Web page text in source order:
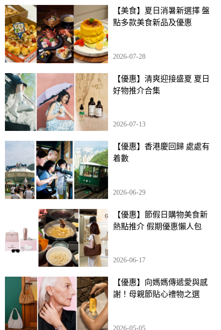
【美食】夏日消暑新選擇 盤
點多款美食新品及優惠
2026-07-28
【優惠】清爽迎接盛夏 夏日
好物推介合集
2026-07-13
【優惠】香港慶回歸 處處有
着數
2026-06-29
【優惠】節假日購物美食新
熱點推介 假期優惠懶人包
2026-06-17
【優惠】向媽媽傳遞愛與感
謝！母親節貼心禮物之選
2026-05-05